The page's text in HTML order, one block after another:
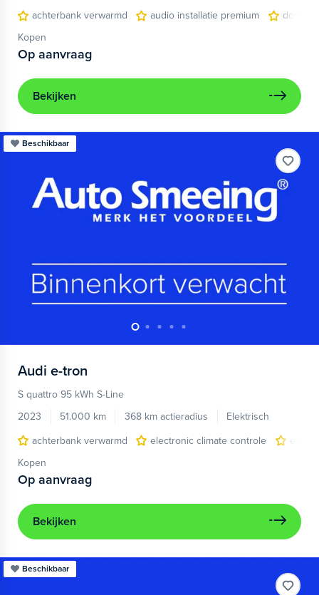
achterbank verwarmd
audio installatie premium
Kopen
Op aanvraag
Bekijken
Beschikbaar
Audi e-tron
S quattro 95 kWh S-Line
2023
51.000 km 368 km actieradius
Elektrisch
achterbank verwarmd
electronic climate controle
Kopen
Op aanvraag
Bekijken
Beschikbaar